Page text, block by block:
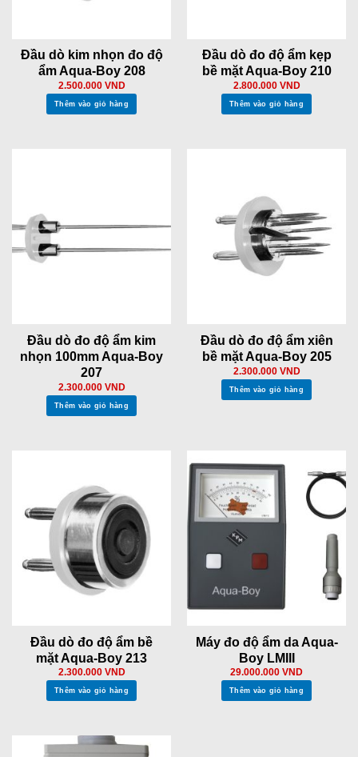
Đầu dò kim nhọn đo độ
ẩm Aqua-Boy 208
2.500.000 VND
Thêm vào giỏ hàng
Đầu dò đo độ ẩm kẹp
bề mặt Aqua-Boy 210
2.800.000 VND
Thêm vào giỏ hàng
Đầu dò đo độ ẩm kim
nhọn 100mm Aqua-Boy
207
2.300.000 VND
Thêm vào giỏ hàng
Đầu dò đo độ ẩm xiên
bề mặt Aqua-Boy 205
2.300.000 VND
Thêm vào giỏ hàng
Đầu dò đo độ ẩm bề
mặt Aqua-Boy 213
2.300.000 VND
Thêm vào giỏ hàng
Máy đo độ ẩm da Aqua-
Boy LMIII
29.000.000 VND
Thêm vào giỏ hàng